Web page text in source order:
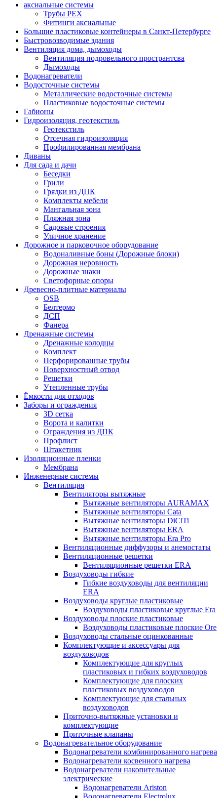
аксиальные системы
Трубы PEX
Фитинги аксиальные
Большие пластиковые контейнеры в Санкт-Петербурге
Быстровозводимые здания
Вентиляция дома, дымоходы
Вентиляция подровельного пространтсва
Дымоходы
Водонагреватели
Водосточные системы
Металлические водосточные системы
Пластиковые водосточные системы
Габионы
Гидроизоляция, геотекстиль
Геотекстиль
Отсечная гидроизоляция
Профилированная мембрана
Диваны
Для сада и дачи
Беседки
Грили
Грядки из ДПК
Комплекты мебели
Мангальная зона
Пляжная зона
Садовые строения
Уличное хранение
Дорожное и парковочное оборудование
Водоналивные боны (Дорожные блоки)
Дорожная неровность
Дорожные знаки
Светофорные опоры
Древесно-плитные материалы
OSB
Белтермо
ДСП
Фанера
Дренажные системы
Дренажные колодцы
Комплект
Перфорированные трубы
Поверхностный отвод
Решетки
Утепленные трубы
Ёмкости для отходов
Заборы и ограждения
3D сетка
Ворота и калитки
Ограждения из ДПК
Профлист
Штакетник
Изоляционные пленки
Мембрана
Инженерные системы
Вентиляция
Вентиляторы вытяжные
Вытяжные вентиляторы AURAMAX
Вытяжные вентиляторы Cata
Вытяжные вентиляторы DiCiTi
Вытяжные вентиляторы ERA
Вытяжные вентиляторы Era Pro
Вентиляционные диффузоры и анемостаты
Вентиляционные решетки
Вентиляционные решетки ERA
Воздуховоды гибкие
Гибкие воздуховоды для вентиляции
ERA
Воздуховоды круглые пластиковые
Воздуховоды пластиковые круглые Era
Воздуховоды плоские пластиковые
Воздуховоды пластиковые плоские Ore
Воздуховоды стальные оцинкованные
Комплектующие и аксессуары для
воздуховодов
Комплектующие для круглых
пластиковых и гибких воздуховодов
Комплектующие для плоских
пластиковых воздуховодов
Комплектующие для стальных
воздуховодов
Приточно-вытяжные установки и
комплектующие
Приточные клапаны
Водонагревательное оборудование
Водонагреватели комбинированного нагрева
Водонагреватели косвенного нагрева
Водонагреватели накопительные
электрические
Водонагреватели Ariston